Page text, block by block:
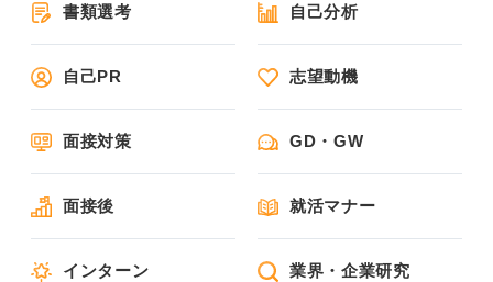
書類選考 自己分析
自己PR 志望動機
面接対策 GD・GW
面接後 就活マナー
インターン 業界・企業研究